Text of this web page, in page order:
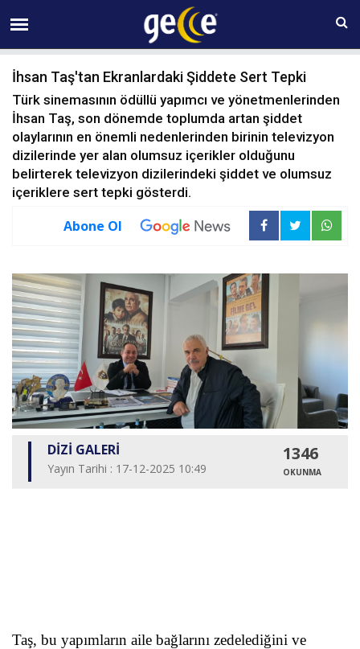
09 AĞUSTOS Pazar 09:25
İhsan Taş'tan Ekranlardaki Şiddete Sert Tepki
Türk sinemasının ödüllü yapımcı ve yönetmenlerinden
İhsan Taş, son dönemde toplumda artan şiddet
olaylarının en önemli nedenlerinden birinin televizyon
dizilerinde yer alan olumsuz içerikler olduğunu
belirterek televizyon dizilerindeki şiddet ve olumsuz
içeriklere sert tepki gösterdi.
Abone Ol
DİZİ GALERİ
Yayın Tarihi : 17-12-2025 10:49
1346
OKUNMA
Taş, bu yapımların aile bağlarını zedelediğini ve